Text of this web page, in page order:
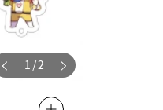
1 /2